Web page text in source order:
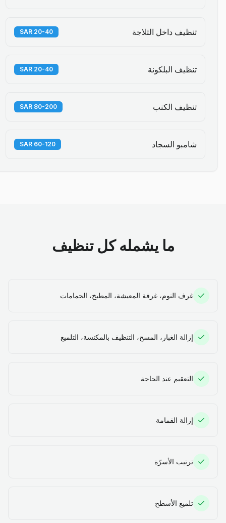
تنظيف داخل الثلاجة 20-40 SAR
تنظيف البلكونة 20-40 SAR
تنظيف الكنب 80-200 SAR
شامبو السجاد 60-120 SAR
ما يشمله كل تنظيف
غرف النوم، غرفة المعيشة، المطبخ، الحمامات
إزالة الغبار، المسح، التنظيف بالمكنسة، التلميع
التعقيم عند الحاجة
إزالة القمامة
ترتيب الأسرّة
تلميع الأسطح